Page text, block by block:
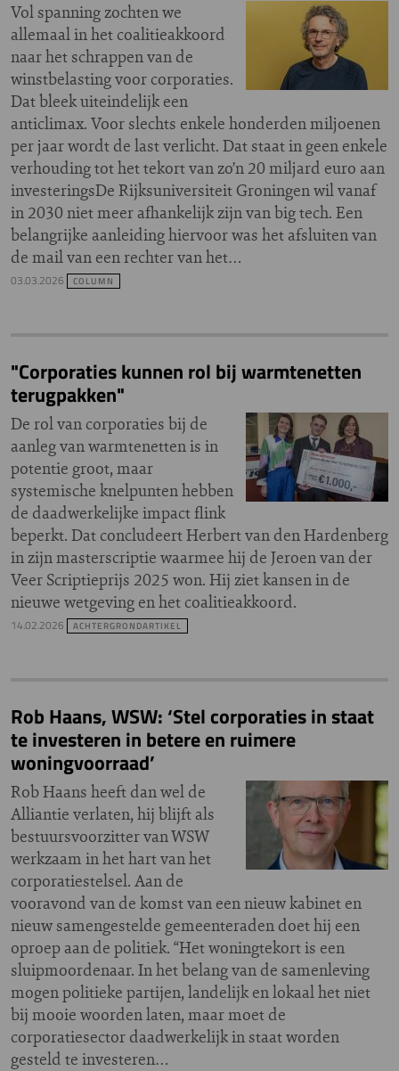
Vol spanning zochten we
allemaal in het coalitieakkoord
naar het schrappen van de
winstbelasting voor corporaties.
Dat bleek uiteindelijk een
anticlimax. Voor slechts enkele honderden miljoenen
per jaar wordt de last verlicht. Dat staat in geen enkele
verhouding tot het tekort van zo’n 20 miljard euro aan
investeringsDe Rijksuniversiteit Groningen wil vanaf
in 2030 niet meer afhankelijk zijn van big tech. Een
belangrijke aanleiding hiervoor was het afsluiten van
de mail van een rechter van het…
03.03.2026 COLUMN
"Corporaties kunnen rol bij warmtenetten
terugpakken"
De rol van corporaties bij de
aanleg van warmtenetten is in
potentie groot, maar
systemische knelpunten hebben
de daadwerkelijke impact flink
beperkt. Dat concludeert Herbert van den Hardenberg
in zijn masterscriptie waarmee hij de Jeroen van der
Veer Scriptieprijs 2025 won. Hij ziet kansen in de
nieuwe wetgeving en het coalitieakkoord.
14.02.2026 ACHTERGRONDARTIKEL
Rob Haans, WSW: ‘Stel corporaties in staat
te investeren in betere en ruimere
woningvoorraad’
Rob Haans heeft dan wel de
Alliantie verlaten, hij blijft als
bestuursvoorzitter van WSW
werkzaam in het hart van het
corporatiestelsel. Aan de
vooravond van de komst van een nieuw kabinet en
nieuw samengestelde gemeenteraden doet hij een
oproep aan de politiek. “Het woningtekort is een
sluipmoordenaar. In het belang van de samenleving
mogen politieke partijen, landelijk en lokaal het niet
bij mooie woorden laten, maar moet de
corporatiesector daadwerkelijk in staat worden
gesteld te investeren…